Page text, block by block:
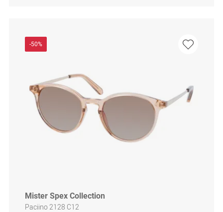
-50%
Mister Spex Collection
Paciino 2128 C12